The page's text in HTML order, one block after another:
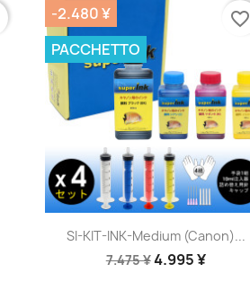
Anteprima
SI-KIT-INK-Medium (Canon)...
7.475 ¥4.995 ¥
-2.480 ¥
PACCHETTO
favorite_border